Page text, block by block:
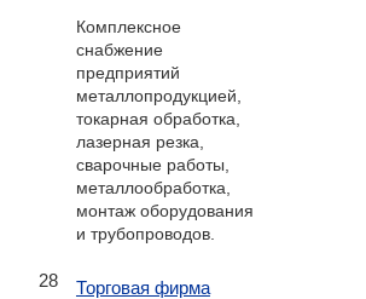
Комплексное
снабжение
предприятий
металлопродукцией,
токарная обработка,
лазерная резка,
сварочные работы,
металлообработка,
монтаж оборудования
и трубопроводов.
28
Торговая фирма